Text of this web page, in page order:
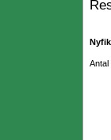
Antal